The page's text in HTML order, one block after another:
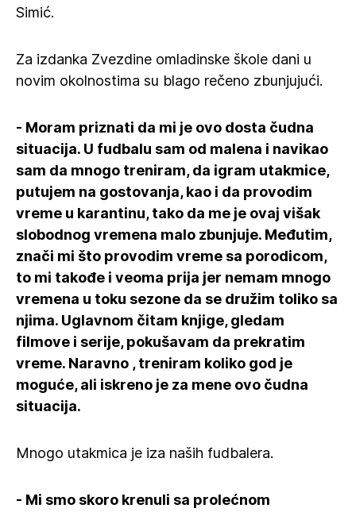
Simić.
Za izdanka Zvezdine omladinske škole dani u
novim okolnostima su blago rečeno zbunjujući.
- Moram priznati da mi je ovo dosta čudna
situacija. U fudbalu sam od malena i navikao
sam da mnogo treniram, da igram utakmice,
putujem na gostovanja, kao i da provodim
vreme u karantinu, tako da me je ovaj višak
slobodnog vremena malo zbunjuje. Međutim,
znači mi što provodim vreme sa porodicom,
to mi takođe i veoma prija jer nemam mnogo
vremena u toku sezone da se družim toliko sa
njima. Uglavnom čitam knjige, gledam
filmove i serije, pokušavam da prekratim
vreme. Naravno , treniram koliko god je
moguće, ali iskreno je za mene ovo čudna
situacija.
Mnogo utakmica je iza naših fudbalera.
- Mi smo skoro krenuli sa prolećnom